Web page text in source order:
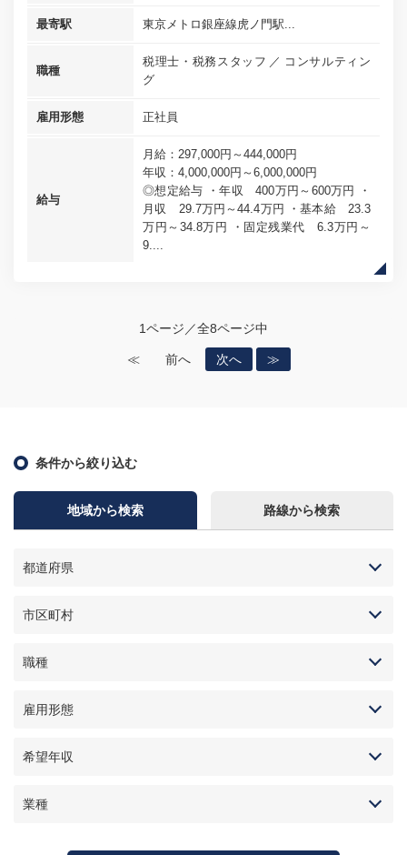
最寄駅 東京メトロ銀座線虎ノ門駅...
職種
税理士・税務スタッフ
コンサルティン
グ
雇用形態 正社員
給与
月給：297,000円～444,000円
年収：4,000,000円～6,000,000円
◎想定給与 ・年収 400万円～600万円 ・
月収 29.7万円～44.4万円 ・基本給 23.3
万円～34.8万円 ・固定残業代 6.3万円～
9....
1ページ／全8ページ中
≪ 前へ 次へ ≫
条件から絞り込む
地域から検索 路線から検索
都道府県
市区町村
職種
雇用形態
希望年収
業種